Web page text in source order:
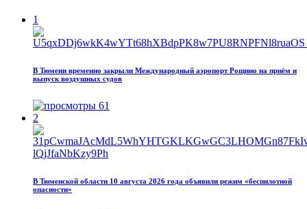
1
В Тюмени временно закрыли Международный аэропорт Рощино на приём и
выпуск воздушных судов
61
2
В Тюменской области 10 августа 2026 года объявили режим «беспилотной
опасности»